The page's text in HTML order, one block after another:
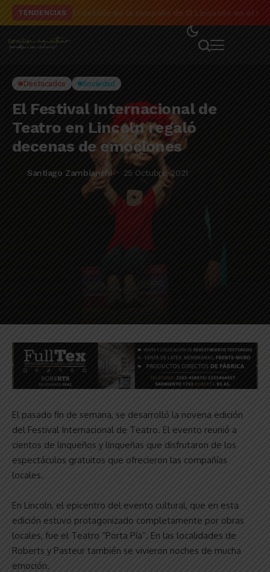
TENDENCIAS El detalle de la campaña de El Linqueño en el
Destacados Sociedad
El Festival Internacional de
Teatro en Lincoln regaló
decenas de emociones
Santiago Zambianchi 25 Octubre, 2021
El pasado fin de semana, se desarrolló la novena edición
del Festival Internacional de Teatro. El evento reunió a
cientos de linqueños y linqueñas que disfrutaron de los
espectáculos gratuitos que ofrecieron las compañías
locales.
En Lincoln, el epicentro del evento cultural, que en esta
edición estuvo protagonizado completamente por obras
locales, fue el Teatro “Porta Pía”. En las localidades de
Roberts y Pasteur también se vivieron noches de mucha
emoción.